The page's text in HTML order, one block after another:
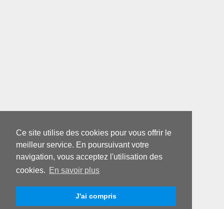
Ce site utilise des cookies pour vous offrir le
meilleur service. En poursuivant votre
navigation, vous acceptez l'utilisation des
cookies.
En savoir plus
J'ai compris